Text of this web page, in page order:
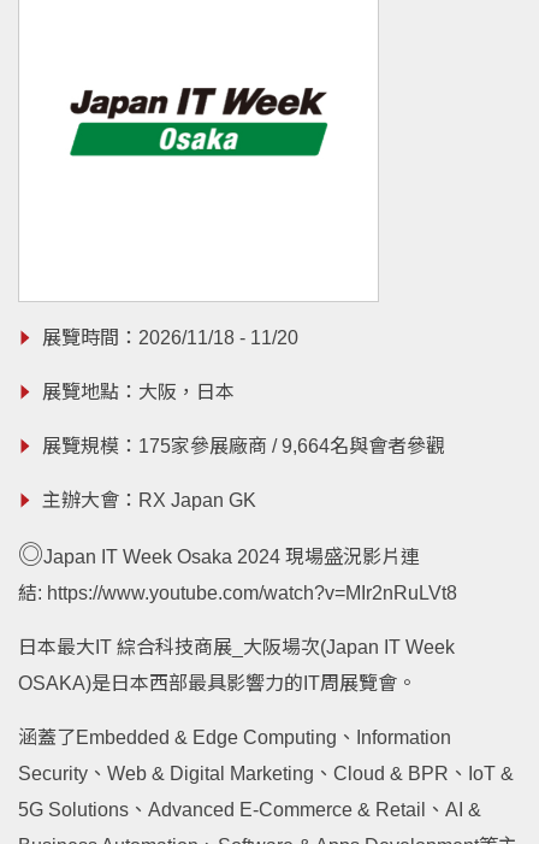
展覽時間：2026/11/18 - 11/20
展覽地點：大阪，日本
展覽規模：175家參展廠商 / 9,664名與會者參觀
主辦大會：RX Japan GK
◎Japan IT Week Osaka 2024 現場盛況影片連
結: https://www.youtube.com/watch?v=MIr2nRuLVt8
日本最大IT 綜合科技商展_大阪場次(Japan IT Week
OSAKA)是日本西部最具影響力的IT周展覽會。
涵蓋了Embedded & Edge Computing、Information
Security、Web & Digital Marketing、Cloud & BPR、IoT &
5G Solutions、Advanced E-Commerce & Retail、AI &